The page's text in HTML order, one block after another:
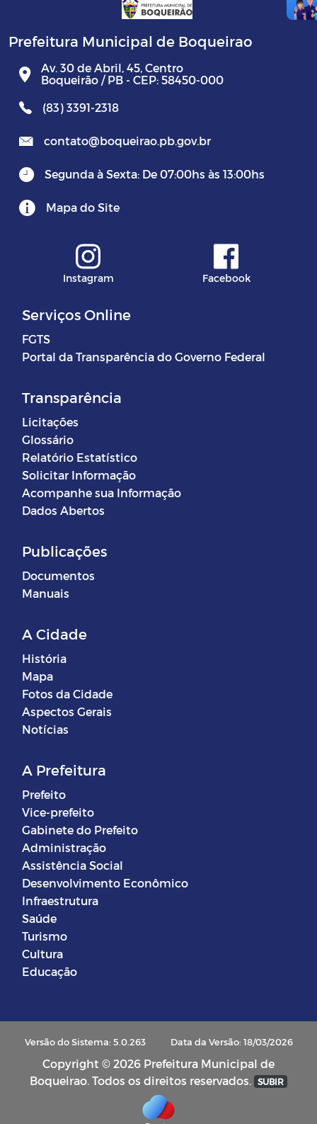
Prefeitura Municipal de Boqueirao
Av. 30 de Abril, 45, Centro
Boqueirão / PB - CEP: 58450-000
(83) 3391-2318
contato@boqueirao.pb.gov.br
Segunda à Sexta: De 07:00hs às 13:00hs
Mapa do Site
Instagram Facebook
Serviços Online
FGTS
Portal da Transparência do Governo Federal
Transparência
Licitações
Glossário
Relatório Estatístico
Solicitar Informação
Acompanhe sua Informação
Dados Abertos
Publicações
Documentos
Manuais
A Cidade
História
Mapa
Fotos da Cidade
Aspectos Gerais
Notícias
A Prefeitura
Prefeito
Vice-prefeito
Gabinete do Prefeito
Administração
Assistência Social
Desenvolvimento Econômico
Infraestrutura
Saúde
Turismo
Cultura
Educação
Versão do Sistema: 5.0.263 Data da Versão: 18/03/2026
Copyright © 2026 Prefeitura Municipal de
Boqueirao. Todos os direitos reservados. SUBIR